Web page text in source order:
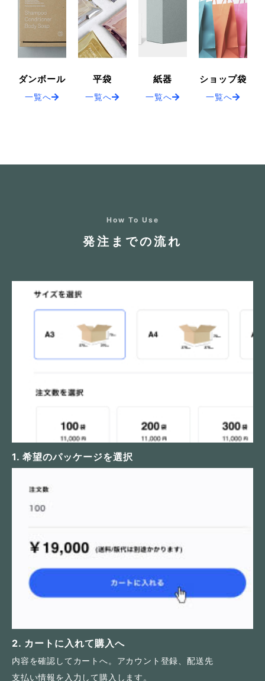
ダンボール
一覧へ
平袋
一覧へ
紙器
一覧へ
ショップ袋
一覧へ
How To Use
発注までの流れ
1. 希望のパッケージを選択
2. カートに入れて購入へ
内容を確認してカートへ。アカウント登録、配送先
支払い情報を入力して購入します。